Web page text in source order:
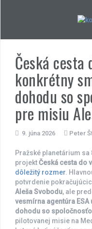
Česká cesta
konkrétny
dohodu so
pre misiu
9. júna 2026 Peter
Pražské planetárium
projektČeská cesta do
dôležitý rozmer.
potvrdenie
Aleša Svobodu, ale
vesmírna agentúra ESA
dohodu so
pilotovanej misie na